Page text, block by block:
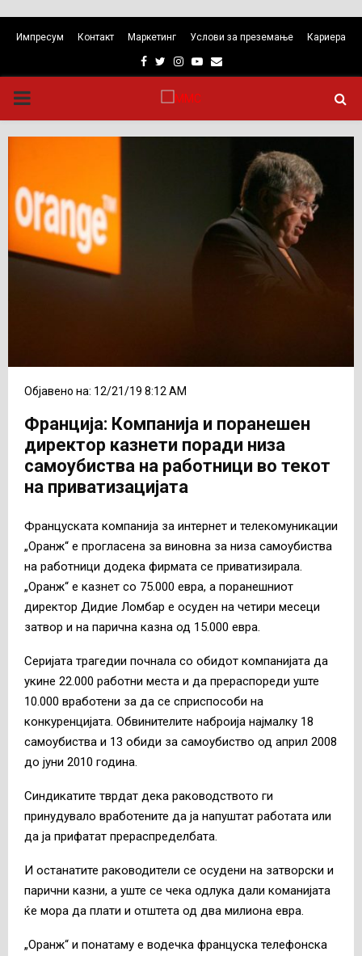
Импресум Контакт Маркетинг Услови за преземање Кариера
Facebook
TwitterInstagram
Youtube
Email
PRIMARY
MENU
Објавено на: 12/21/19 8:12 AM
Франција: Компанија и поранешен
директор казнети поради низа
самоубиства на работници во текот
на приватизацијата
Француската компанија за интернет и телекомуникации
„Оранж“ е прогласена за виновна за низа самоубиства
на работници додека фирмата се приватизирала.
„Оранж“ е казнет со 75.000 евра, а поранешниот
директор Дидие Ломбар е осуден на четири месеци
затвор и на парична казна од 15.000 евра.
Серијата трагедии почнала со обидот компанијата да
укине 22.000 работни места и да прераспореди уште
10.000 вработени за да се сприспособи на
конкуренцијата. Обвинителите наброија најмалку 18
самоубиства и 13 обиди за самоубиство од април 2008
до јуни 2010 година.
Синдикатите тврдат дека раководството ги
принудувало вработените да ја напуштат работата или
да ја прифатат прераспределбата.
И останатите раководители се осудени на затворски и
парични казни, а уште се чека одлука дали команијата
ќе мора да плати и отштета од два милиона евра.
„Оранж“ и понатаму е водечка француска телефонска